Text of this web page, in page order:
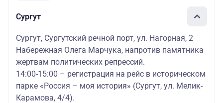
Сургут
Сургут, Сургутский речной порт, ул. Нагорная, 2
Набережная Олега Марчука, напротив памятника
жертвам политических репрессий.
14:00-15:00 – регистрация на рейс в историческом
парке «Россия – моя история» (Сургут, ул. Мелик-
Карамова, 4/4).